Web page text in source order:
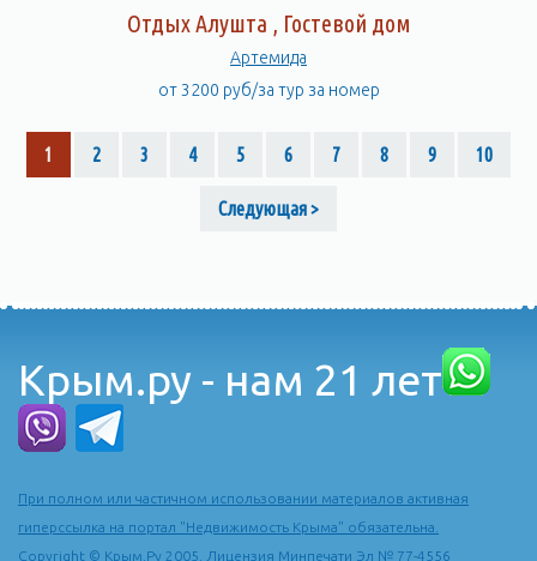
Отдых Алушта , Гостевой дом
Артемида
от 3200 руб/за тур за номер
1 2 3 4 5 6 7 8 9 10
Следующая >
Крым.ру - нам 21 лет
При полном или частичном использовании материалов активная
гиперссылка на портал "Недвижимость Крыма" обязательна.
Copyright © Крым.Ру 2005. Лицензия Минпечати Эл № 77-4556